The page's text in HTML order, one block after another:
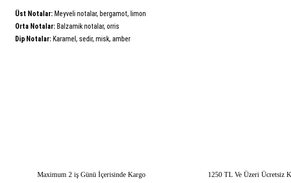
Üst Notalar: Meyveli notalar, bergamot, limon
Orta Notalar: Balzamik notalar, orris
Dip Notalar: Karamel, sedir, misk, amber
Maximum 2 iş Günü İçerisinde Kargo 1250 TL Ve Üzeri Ücretsiz